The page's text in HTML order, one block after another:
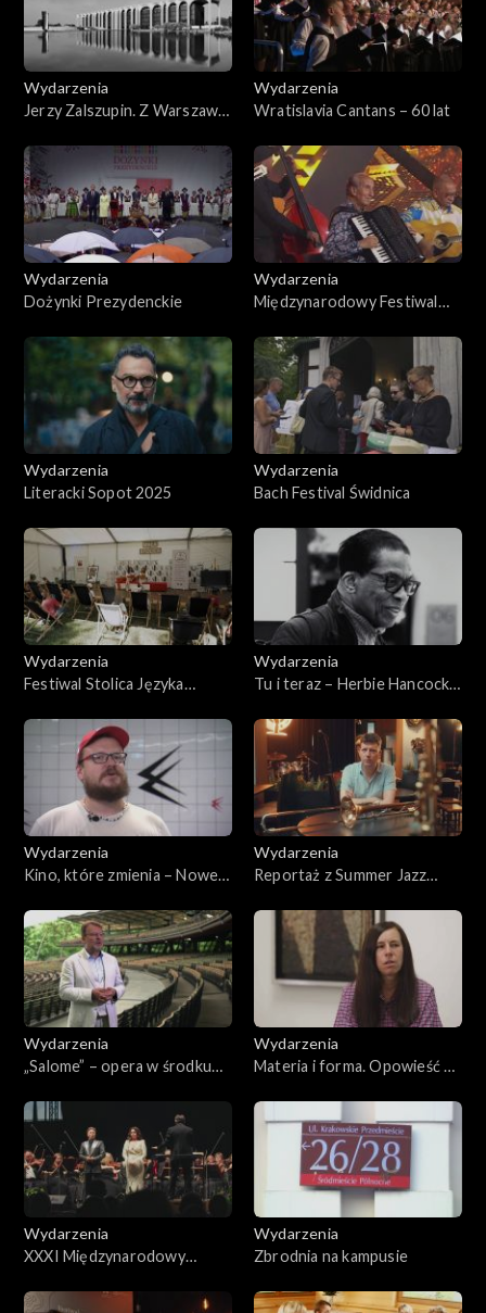
Wydarzenia
Jerzy Zalszupin. Z Warszawy
Wydarzenia
Wratislavia Cantans – 60 lat
Wydarzenia
Dożynki Prezydenckie
Wydarzenia
Międzynarodowy Festiwal
Romane Dyvesa. Gorzów
Wielkopolski 2025
Wydarzenia
Literacki Sopot 2025
Wydarzenia
Bach Festival Świdnica
Wydarzenia
Festiwal Stolica Języka
2025
Wydarzenia
Tu i teraz – Herbie Hancock
Wydarzenia
Kino, które zmienia – Nowe
Wydarzenia
Reportaż z Summer Jazz
Wydarzenia
„Salome” – opera w środku
Wydarzenia
Materia i forma. Opowieść o
Wydarzenia
XXXI Międzynarodowy
Krystyny Jamroz w Busku-
Wydarzenia
Zbrodnia na kampusie